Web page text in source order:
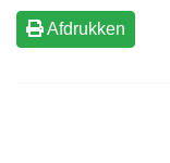
Afdrukken